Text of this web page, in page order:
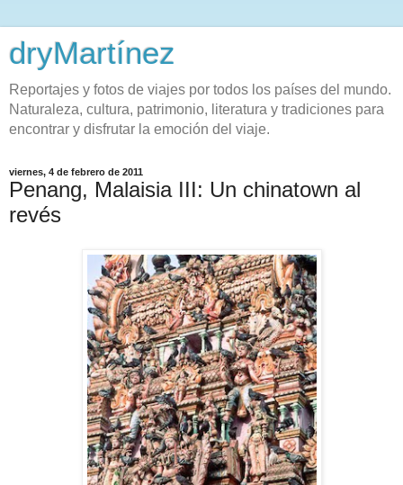
dryMartínez
Reportajes y fotos de viajes por todos los países del mundo.
Naturaleza, cultura, patrimonio, literatura y tradiciones para
encontrar y disfrutar la emoción del viaje.
viernes, 4 de febrero de 2011
Penang, Malaisia III: Un chinatown al
revés